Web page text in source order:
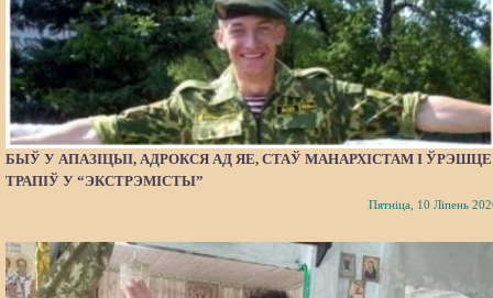
БЫЎ У АПАЗІЦЫІ, АДРОКСЯ АД ЯЕ, СТАЎ МАНАРХІСТАМ І ЎРЭШЦЕ
ТРАПІЎ У “ЭКСТРЭМІСТЫ”
Пятніца, 10 Ліпень